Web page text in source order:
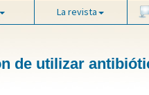
La revista
de utilizar